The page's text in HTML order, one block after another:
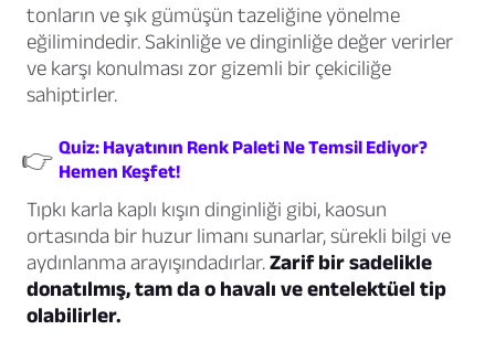
tonların ve şık gümüşün tazeliğine yönelme
eğilimindedir. Sakinliğe ve dinginliğe değer verirler
ve karşı konulması zor gizemli bir çekiciliğe
sahiptirler.
👉 Quiz: Hayatının Renk Paleti Ne Temsil Ediyor?
Hemen Keşfet!
Tıpkı karla kaplı kışın dinginliği gibi, kaosun
ortasında bir huzur limanı sunarlar, sürekli bilgi ve
aydınlanma arayışındadırlar.Zarif bir sadelikle
donatılmış, tam da o havalı ve entelektüel tip
olabilirler.